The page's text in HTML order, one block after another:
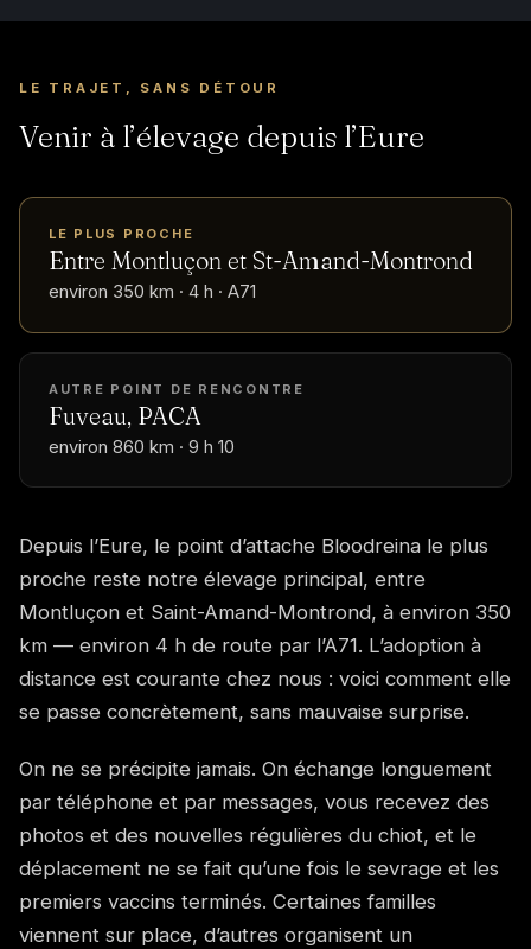
LE TRAJET, SANS DÉTOUR
Venir à l’élevage depuis l’Eure
LE PLUS PROCHE
Entre Montluçon et St-Amand-Montrond
environ 350 km · 4 h · A71
AUTRE POINT DE RENCONTRE
Fuveau, PACA
environ 860 km · 9 h 10
Depuis l’Eure, le point d’attache Bloodreina le plus
proche reste notre élevage principal, entre
Montluçon et Saint-Amand-Montrond, à environ 350
km — environ 4 h de route par l’A71. L’adoption à
distance est courante chez nous : voici comment elle
se passe concrètement, sans mauvaise surprise.
On ne se précipite jamais. On échange longuement
par téléphone et par messages, vous recevez des
photos et des nouvelles régulières du chiot, et le
déplacement ne se fait qu’une fois le sevrage et les
premiers vaccins terminés. Certaines familles
viennent sur place, d’autres organisent un